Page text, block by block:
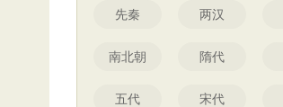
先秦 两汉
南北朝 隋代
五代 宋代